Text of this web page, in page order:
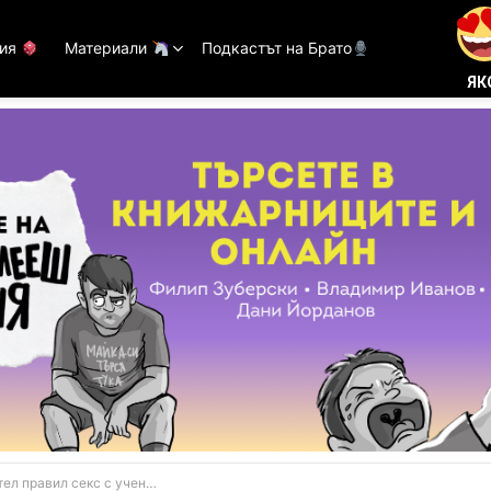
Материали Подкастът на Брато
с ученичка, за да подобри писането й